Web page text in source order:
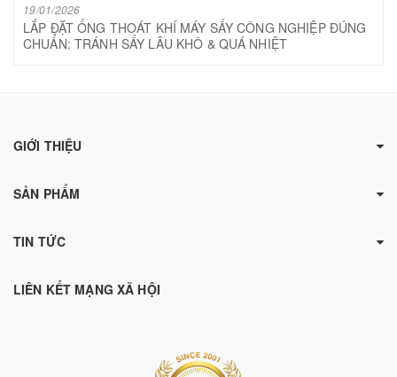
19/01/2026
LẮP ĐẶT ỐNG THOÁT KHÍ MÁY SẤY CÔNG NGHIỆP ĐÚNG
CHUẨN: TRÁNH SẤY LÂU KHÔ & QUÁ NHIỆT
GIỚI THIỆU
SẢN PHẨM
TIN TỨC
LIÊN KẾT MẠNG XÃ HỘI